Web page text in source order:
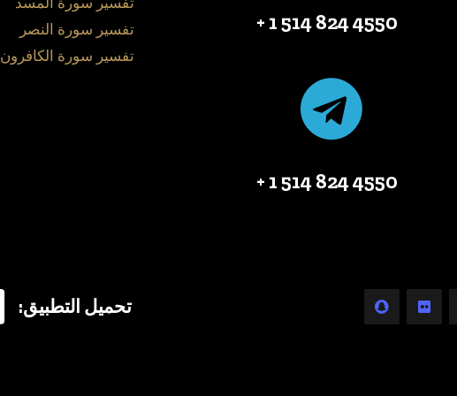
4550 824 514 1 +
4550 824 514 1 +
تفسير سورة النصر
تفسير سورة الكافرون
تحميل التطبيق: